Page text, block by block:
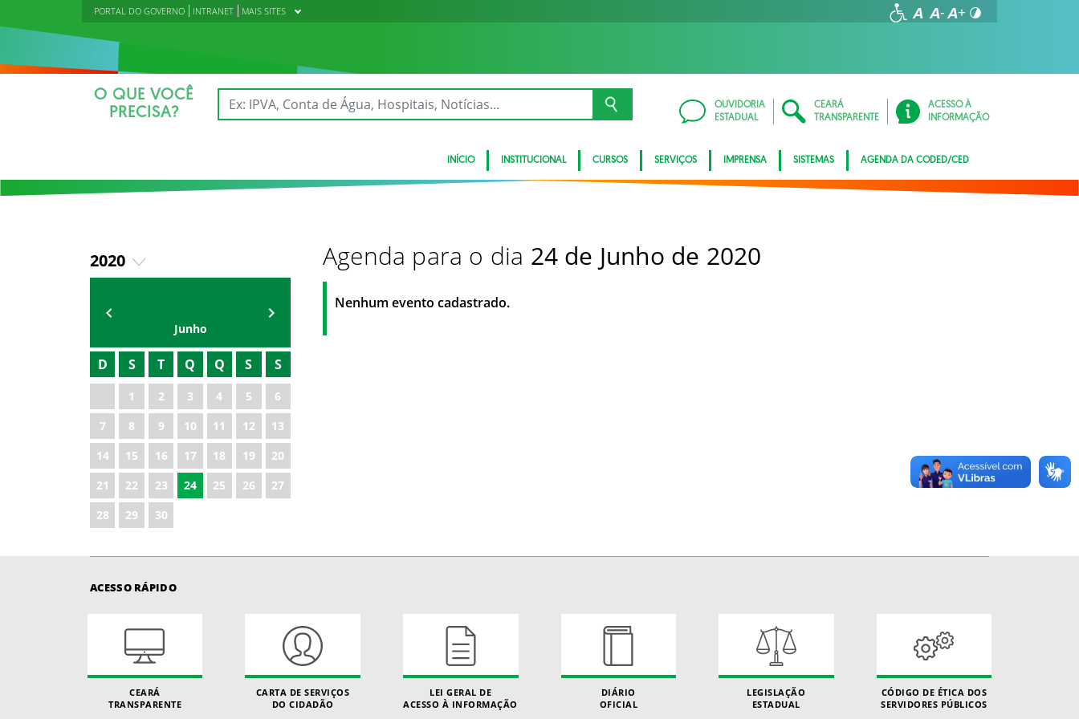
PORTAL DO GOVERNO INTRANET MAIS SITES
O QUE VOCÊ
PRECISA?
OUVIDORIA
ESTADUAL
CEARÁ
TRANSPARENTE
ACESSO À
INFORMAÇÃO
INÍCIO INSTITUCIONAL CURSOS SERVIÇOS IMPRENSA SISTEMAS AGENDA DA CODED/CED
2020
2019
2021
2022
2023
2024
2025
2026
Junho
D S T Q Q S S
1 2 3 4 5
6
7
8 9 10 11 12
13
14
15 16 17 18 19
20
21
22 23 24 25 26
27
28
29 30
Agenda para o dia 24 de Junho de 2020
Nenhum evento cadastrado.
ACESSO RÁPIDO
CEARÁ
TRANSPARENTE
CARTA DE SERVIÇOS
DO CIDADÃO
LEI GERAL DE
ACESSO À INFORMAÇÃO
DIÁRIO
OFICIAL
LEGISLAÇÃO
ESTADUAL
CÓDIGO DE ÉTICA DOS
SERVIDORES PÚBLICOS